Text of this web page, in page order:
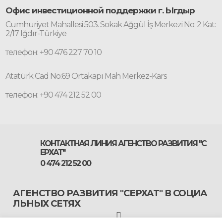
Офис инвестиционной поддержки г. Ыгдыр
Cumhuriyet Mahallesi 503. Sokak Ağgül İş Merkezi No: 2 Kat:
2/17 Iğdır-Türkiye
телефон: +90 476 227 70 10
Atatürk Cad No:69 Ortakapı Mah Merkez-Kars
телефон: +90 474 212 52 00
КОНТАКТНАЯ ЛИНИЯ АГЕНСТВО РАЗВИТИЯ "С
ЕРХАТ"
0 474 212 52 00
АГЕНСТВО РАЗВИТИЯ "СЕРХАТ" В СОЦИА
ЛЬНЫХ СЕТЯХ